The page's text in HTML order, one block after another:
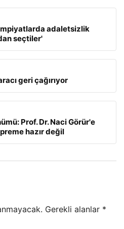
adaletsizlik
seçtiler'
geri çağırıyor
Prof. Dr. Naci Görür'e
hazır değil
Gerekli alanlar *